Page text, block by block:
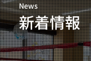
News
新着情報